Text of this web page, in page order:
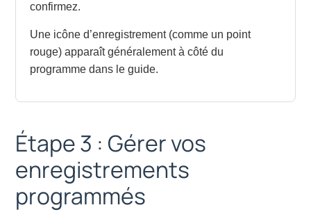
confirmez.
Une icône d’enregistrement (comme un point
rouge) apparaît généralement à côté du
programme dans le guide.
Étape 3 : Gérer vos
enregistrements
programmés